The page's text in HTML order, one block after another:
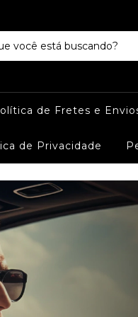
de Fretes e
de Privacidade